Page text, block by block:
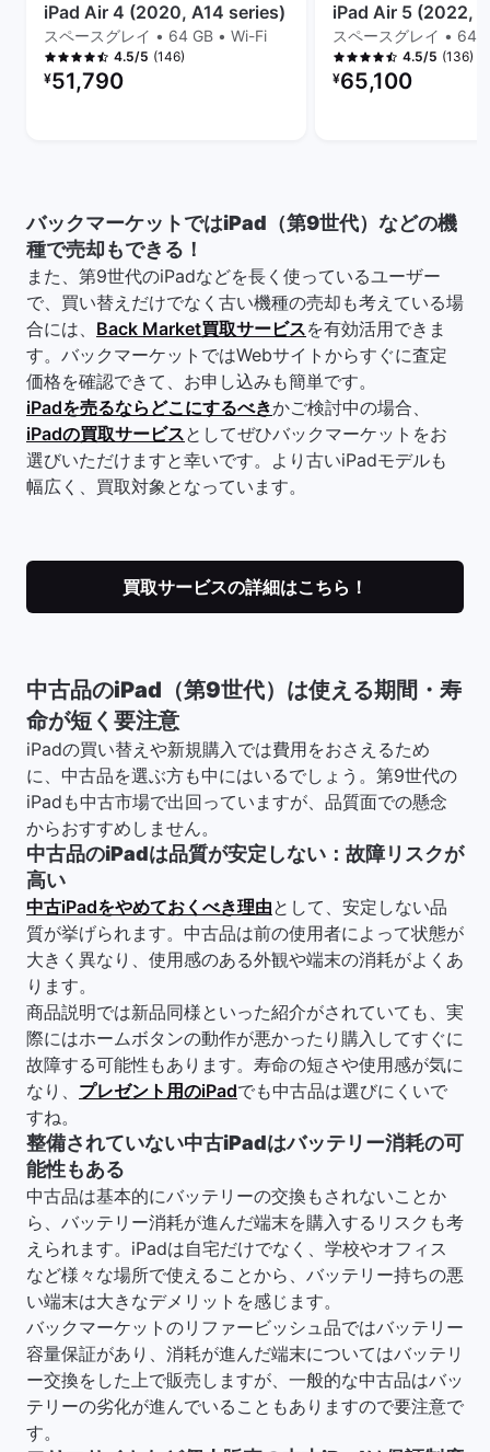
iPad Air 4 (2020, A14 series)
スペースグレイ • 64 GB • Wi-Fi
4.5/5 (146)
リファービッシュ品の価格：
¥51,790
iPad Air 5 (2022,
スペースグレイ • 64
4.5/5 (136)
リファービッシュ品の
¥65,100
バックマーケットではiPad（第9世代）などの機
種で売却もできる！
また、第9世代のiPadなどを長く使っているユーザー
で、買い替えだけでなく古い機種の売却も考えている場
合には、 Back Market買取サービスを有効活用できま
す。バックマーケットではWebサイトからすぐに査定
価格を確認できて、お申し込みも簡単です。
iPadを売るならどこにするべきかご検討中の場合、
iPadの買取サービスとしてぜひバックマーケットをお
選びいただけますと幸いです。より古いiPadモデルも
幅広く、買取対象となっています。
買取サービスの詳細はこちら！
中古品のiPad（第9世代）は使える期間・寿
命が短く要注意
iPadの買い替えや新規購入では費用をおさえるため
に、中古品を選ぶ方も中にはいるでしょう。第9世代の
iPadも中古市場で出回っていますが、品質面での懸念
からおすすめしません。
中古品のiPadは品質が安定しない：故障リスクが
高い
中古iPadをやめておくべき理由として、安定しない品
質が挙げられます。中古品は前の使用者によって状態が
大きく異なり、使用感のある外観や端末の消耗がよくあ
ります。
商品説明では新品同様といった紹介がされていても、実
際にはホームボタンの動作が悪かったり購入してすぐに
故障する可能性もあります。寿命の短さや使用感が気に
なり、 プレゼント用のiPadでも中古品は選びにくいで
すね。
整備されていない中古iPadはバッテリー消耗の可
能性もある
中古品は基本的にバッテリーの交換もされないことか
ら、バッテリー消耗が進んだ端末を購入するリスクも考
えられます。iPadは自宅だけでなく、学校やオフィス
など様々な場所で使えることから、バッテリー持ちの悪
い端末は大きなデメリットを感じます。
バックマーケットのリファービッシュ品ではバッテリー
容量保証があり、消耗が進んだ端末についてはバッテリ
ー交換をした上で販売しますが、一般的な中古品はバッ
テリーの劣化が進んでいることもありますので要注意で
す。